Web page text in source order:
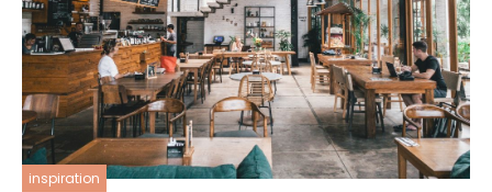
inspiration